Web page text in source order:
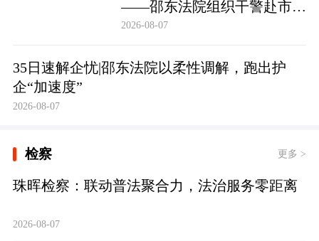
——邵东法院组织干警赴市禁
毒教育基地参观学习
2026-08-07
35日速解企忧|邵东法院以柔性调解，跑出护
企“加速度”
2026-08-07
检察 更多 >
珠晖检察：联动普法聚合力，法治服务零距离
2026-08-07